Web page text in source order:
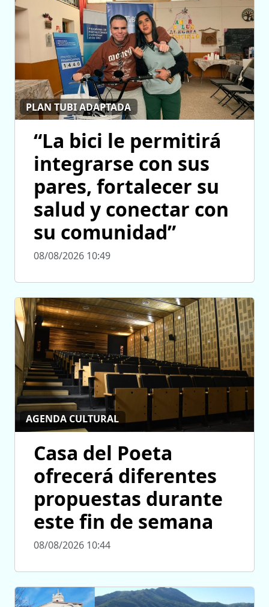
PLAN TUBI ADAPTADA
“La bici le permitirá
integrarse con sus
pares, fortalecer su
salud y conectar con
su comunidad”
08/08/2026 10:49
AGENDA CULTURAL
Casa del Poeta
ofrecerá diferentes
propuestas durante
este fin de semana
08/08/2026 10:44